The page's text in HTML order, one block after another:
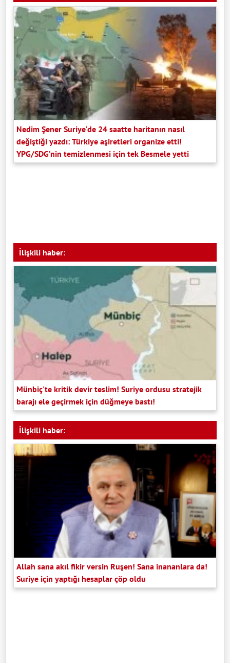
Nedim Şener Suriye'de 24 saatte haritanın nasıl
değiştiği yazdı: Türkiye aşiretleri organize etti!
YPG/SDG’nin temizlenmesi için tek Besmele yetti
İlişkili haber:
Münbiç'te kritik devir teslim! Suriye ordusu stratejik
barajı ele geçirmek için düğmeye bastı!
İlişkili haber:
Allah sana akıl fikir versin Ruşen! Sana inananlara da!
Suriye için yaptığı hesaplar çöp oldu